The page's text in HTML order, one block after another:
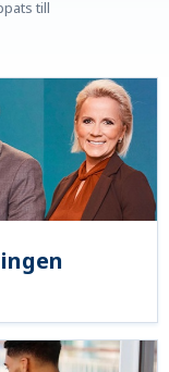
till